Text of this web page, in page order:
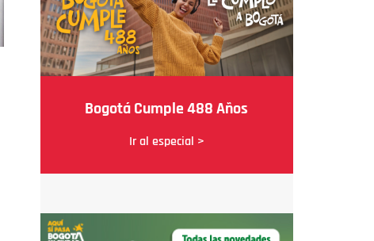
Bogotá Cumple 488 Años
Ir al especial >